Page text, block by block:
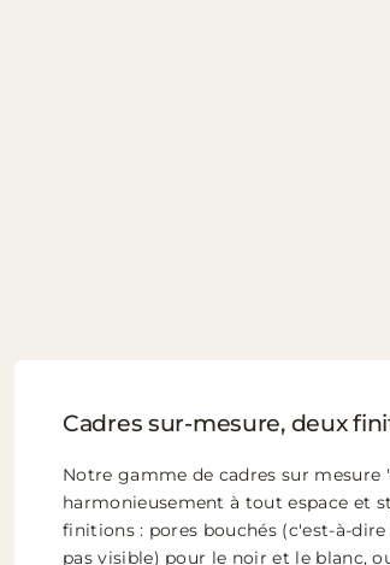
Cadres sur-mesure, deux
Notre gamme de cadres sur
harmonieusement à tout espace et
finitions : pores bouchés (c'est-à-
pas visible) pour le noir et le blanc,